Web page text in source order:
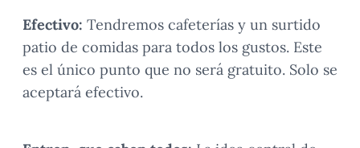
Efectivo: Tendremos cafeterías y un surtido
patio de comidas para todos los gustos. Este
es el único punto que no será gratuito. Solo se
aceptará efectivo.